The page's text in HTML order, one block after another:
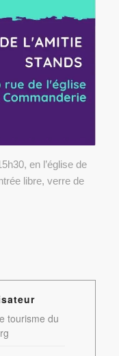
en l’église de
libre, verre de
tourisme du